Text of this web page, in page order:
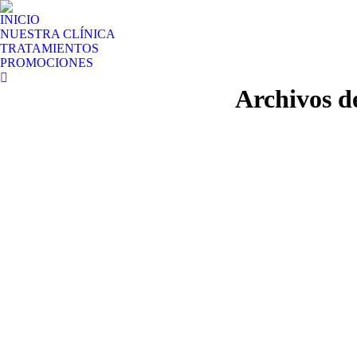
INICIO
NUESTRA CLÍNICA
TRATAMIENTOS
PROMOCIONES
Buscar:
Archivos